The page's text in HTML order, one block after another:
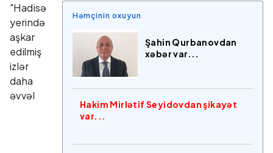
Həmçinin oxuyun
Şahin Qurbanovdan
xəbər var...
Hakim Mirlətif Seyidovdan şikayət
var...
"Hadisə
yerində
aşkar
edilmiş
izlər
daha
əvvəl